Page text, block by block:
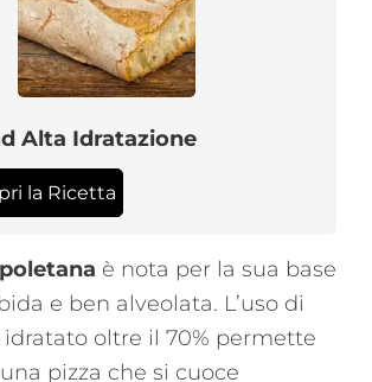
Alta Idratazione
la Ricetta
è nota per la sua base
e ben alveolata. L’uso di
oltre il 70% permette
pizza che si cuoce